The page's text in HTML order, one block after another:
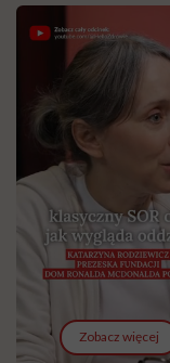
Zobacz więcej